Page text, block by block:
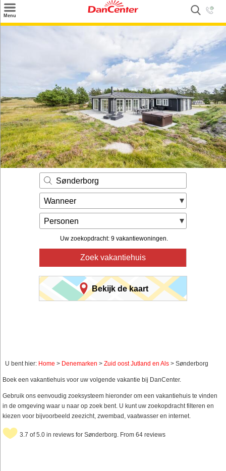
Menu
Service
Kontakt
Sønderborg
Wanneer
Personen
Uw zoekopdracht: 9 vakantiewoningen.
Zoek vakantiehuis
Bekijk de kaart
U bent hier: Home > Denemarken > Zuid oost Jutland en Als > Sønderborg
Boek een vakantiehuis voor uw volgende vakantie bij DanCenter.
Gebruik ons eenvoudig zoeksysteem hieronder om een vakantiehuis te vinden
in de omgeving waar u naar op zoek bent. U kunt uw zoekopdracht filteren en
kiezen voor bijvoorbeeld zeezicht, zwembad, vaatwasser en internet.
3.7 of 5.0 in reviews for Sønderborg. From 64 reviews